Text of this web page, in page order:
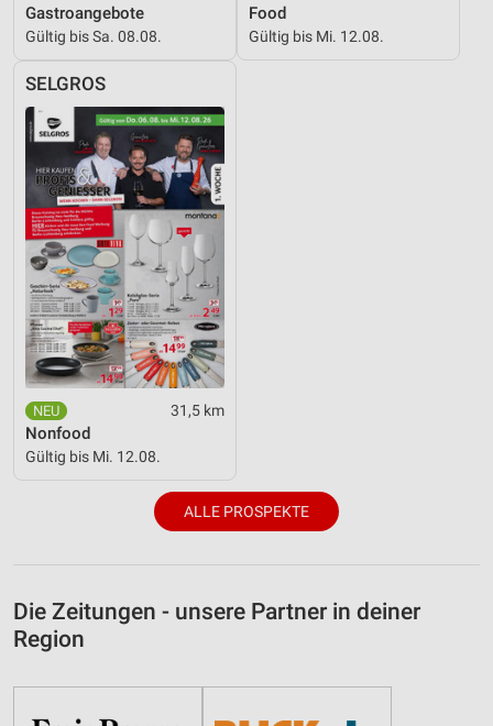
Gastroangebote
Gültig bis Sa. 08.08.
Food
Gültig bis Mi. 12.08.
SELGROS
31,5 km
Nonfood
Gültig bis Mi. 12.08.
ALLE PROSPEKTE
Die Zeitungen - unsere Partner in deiner
Region